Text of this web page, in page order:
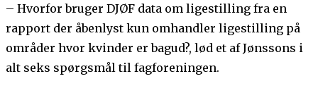
– Hvorfor bruger DJØF data om ligestilling fra en
rapport der åbenlyst kun omhandler ligestilling på
områder hvor kvinder er bagud?, lød et af Jønssons i
alt seks spørgsmål til fagforeningen.